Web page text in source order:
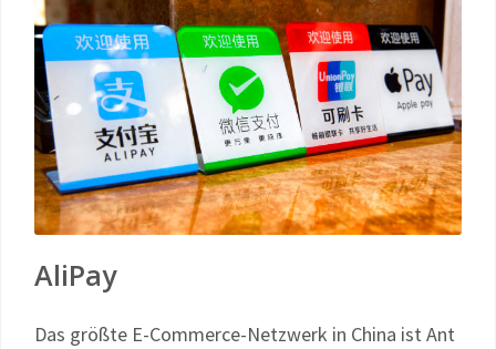
AliPay
Das größte E-Commerce-Netzwerk in China ist Ant